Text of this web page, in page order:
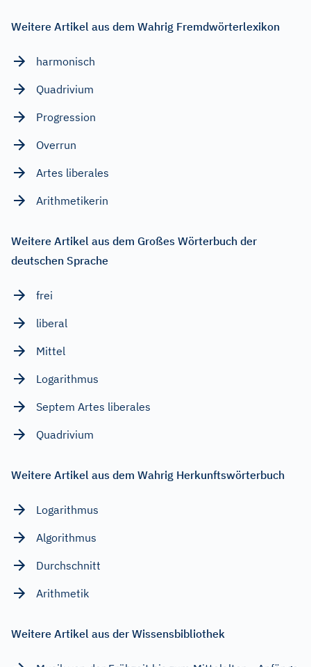
Weitere Artikel aus dem Wahrig Fremdwörterlexikon
harmonisch
Quadrivium
Progression
Overrun
Artes liberales
Arithmetikerin
Weitere Artikel aus dem Großes Wörterbuch der
deutschen Sprache
frei
liberal
Mittel
Logarithmus
Septem Artes liberales
Quadrivium
Weitere Artikel aus dem Wahrig Herkunftswörterbuch
Logarithmus
Algorithmus
Durchschnitt
Arithmetik
Weitere Artikel aus der Wissensbibliothek